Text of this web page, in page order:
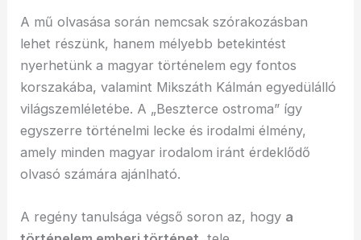
A mű olvasása során nemcsak szórakozásban
lehet részünk, hanem mélyebb betekintést
nyerhetünk a magyar történelem egy fontos
korszakába, valamint Mikszáth Kálmán egyedülálló
világszemléletébe. A „Beszterce ostroma” így
egyszerre történelmi lecke és irodalmi élmény,
amely minden magyar irodalom iránt érdeklődő
olvasó számára ajánlható.
A regény tanulsága végső soron az, hogy a